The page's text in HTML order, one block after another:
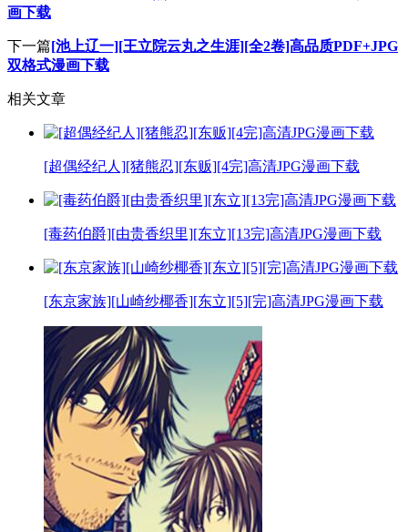
画下载
下一篇[池上辽一][王立院云丸之生涯][全2卷]高品质PDF+JPG
双格式漫画下载
相关文章
[超偶经纪人][猪熊忍][东贩][4完]高清JPG漫画下载
[毒药伯爵][由贵香织里][东立][13完]高清JPG漫画下载
[东京家族][山崎纱椰香][东立][5][完]高清JPG漫画下载